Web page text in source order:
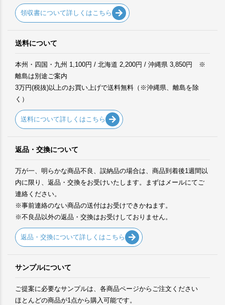
領収書について詳しくはこちら
送料について
本州・四国・九州 1,100円 / 北海道 2,200円 / 沖縄県 3,850円 ※
離島は別途ご案内
3万円(税抜)以上のお買い上げで送料無料（※沖縄県、離島を除
く）
送料について詳しくはこちら
返品・交換について
万が一、明らかな商品不良、誤納品の場合は、商品到着後1週間以
内に限り、返品・交換をお受けいたします。まずはメールにてご
連絡ください。
※事前連絡のない商品の送付はお受けできかねます。
※不良品以外の返品・交換はお受けしておりません。
返品・交換について詳しくはこちら
サンプルについて
ご提案に必要なサンプルは、各商品ページからご注文ください
ほとんどの商品が1点から購入可能です。